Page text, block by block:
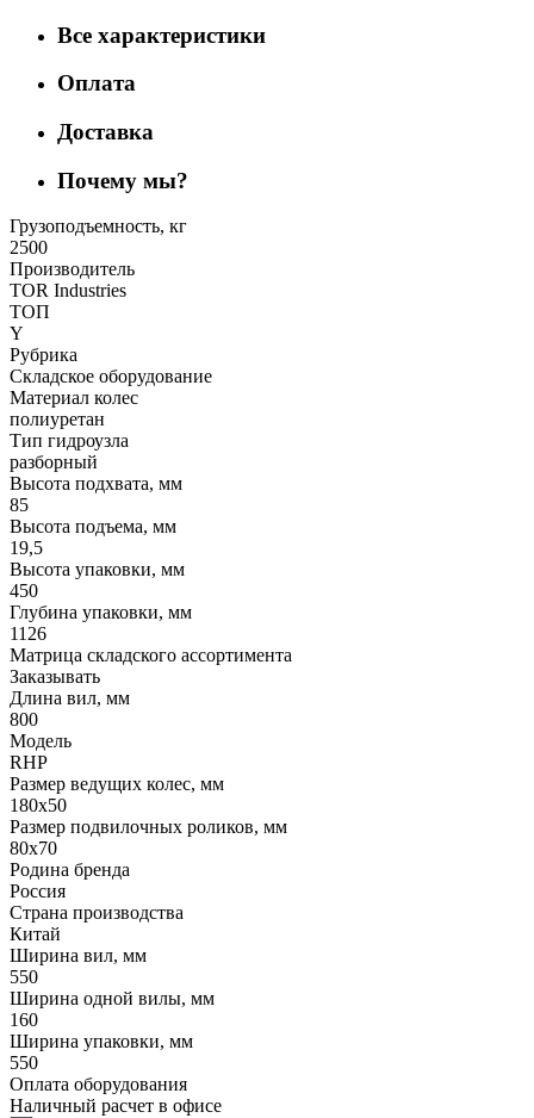
Все характеристики
Оплата
Доставка
Почему мы?
Грузоподъемность, кг
2500
Производитель
TOR Industries
ТОП
Y
Рубрика
Складское оборудование
Материал колес
полиуретан
Тип гидроузла
разборный
Высота подхвата, мм
85
Высота подъема, мм
19,5
Высота упаковки, мм
450
Глубина упаковки, мм
1126
Матрица складского ассортимента
Заказывать
Длина вил, мм
800
Модель
RHP
Размер ведущих колес, мм
180х50
Размер подвилочных роликов, мм
80х70
Родина бренда
Россия
Страна производства
Китай
Ширина вил, мм
550
Ширина одной вилы, мм
160
Ширина упаковки, мм
550
Оплата оборудования
Наличный расчет в офисе